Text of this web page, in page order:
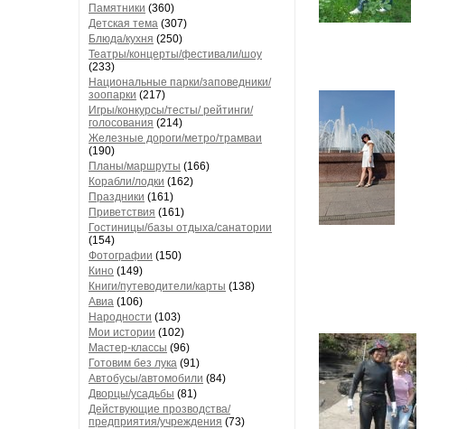
Памятники (360)
Детская тема (307)
Блюда/кухня (250)
Театры/концерты/фестивали/шоу
(233)
Национальные парки/заповедники/
зоопарки (217)
Игры/конкурсы/тесты/ рейтинги/
голосования (214)
Железные дороги/метро/трамваи
(190)
Планы/маршруты (166)
Корабли/лодки (162)
Праздники (161)
Приветствия (161)
Гостиницы/базы отдыха/санатории
(154)
Фотографии (150)
Кино (149)
Книги/путеводители/карты (138)
Авиа (106)
Народности (103)
Мои истории (102)
Мастер-классы (96)
Готовим без лука (91)
Автобусы/автомобили (84)
Дворцы/усадьбы (81)
Действующие прозводства/
предприятия/учреждения (73)